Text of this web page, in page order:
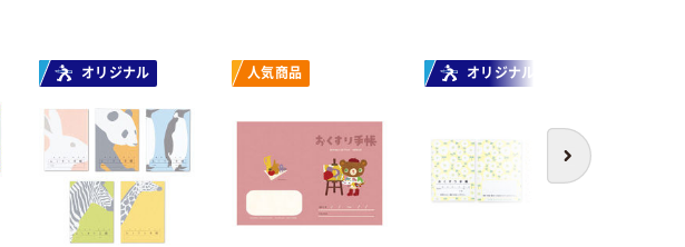
次へ
オリジナル 人気商品 オリジナル